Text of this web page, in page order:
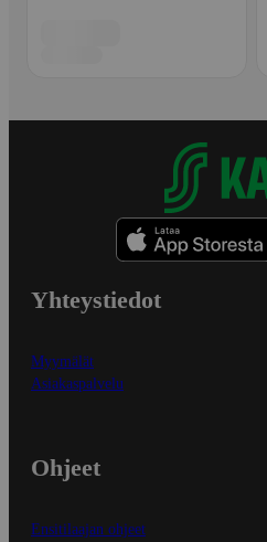
Yhteystiedot
Myymälät
Asiakaspalvelu
Ohjeet
Ensitilaajan ohjeet